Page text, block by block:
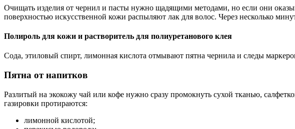
Очищать изделия от чернил и пасты нужно щадящими методами, но если они
поверхностью искусственной кожи распыляют лак для волос. Через несколько
Полироль для кожи и растворитель для полиуретанового клея
Сода, этиловый спирт, лимонная кислота отмывают пятна чернила и следы
Пятна от напитков
Разлитый на экокожу чай или кофе нужно сразу промокнуть сухой тканью,
газировки протираются:
лимонной кислотой;